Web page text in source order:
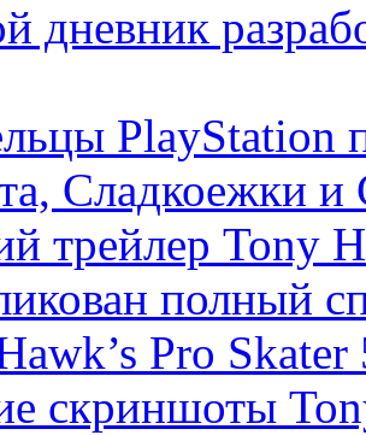
дневник
PlayStation
Сладкоежки и
трейлер Tony
полный
Pro Skater
скриншоты